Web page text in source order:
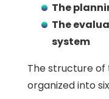
The
The
system
The structure of
organized into